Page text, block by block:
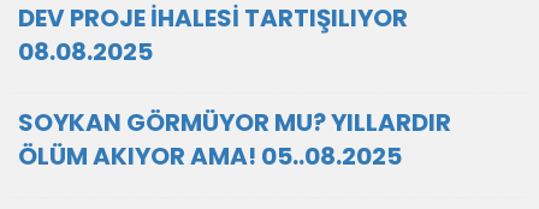
DEV PROJE İHALESİ TARTIŞILIYOR
08.08.2025
SOYKAN GÖRMÜYOR MU? YILLARDIR
ÖLÜM AKIYOR AMA! 05..08.2025